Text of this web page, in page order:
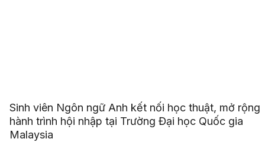
Sinh viên Ngôn ngữ Anh kết nối học thuật, mở rộng
hành trình hội nhập tại Trường Đại học Quốc gia
Malaysia